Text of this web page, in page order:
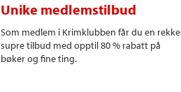
Unike medlemstilbud
Som medlem i Krimklubben får du en rekke
supre tilbud med opptil 80 % rabatt på
bøker og fine ting.